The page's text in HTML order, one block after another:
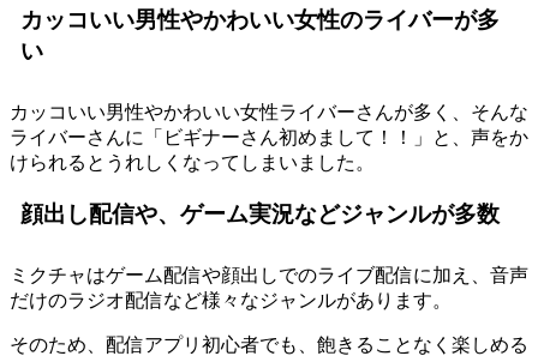
カッコいい男性やかわいい女性のライバーが多
い
カッコいい男性やかわいい女性ライバーさんが多く、そんな
ライバーさんに「ビギナーさん初めまして！！」と、声をか
けられるとうれしくなってしまいました。
顔出し配信や、ゲーム実況などジャンルが多数
ミクチャはゲーム配信や顔出しでのライブ配信に加え、音声
だけのラジオ配信など様々なジャンルがあります。
そのため、配信アプリ初心者でも、飽きることなく楽しめる